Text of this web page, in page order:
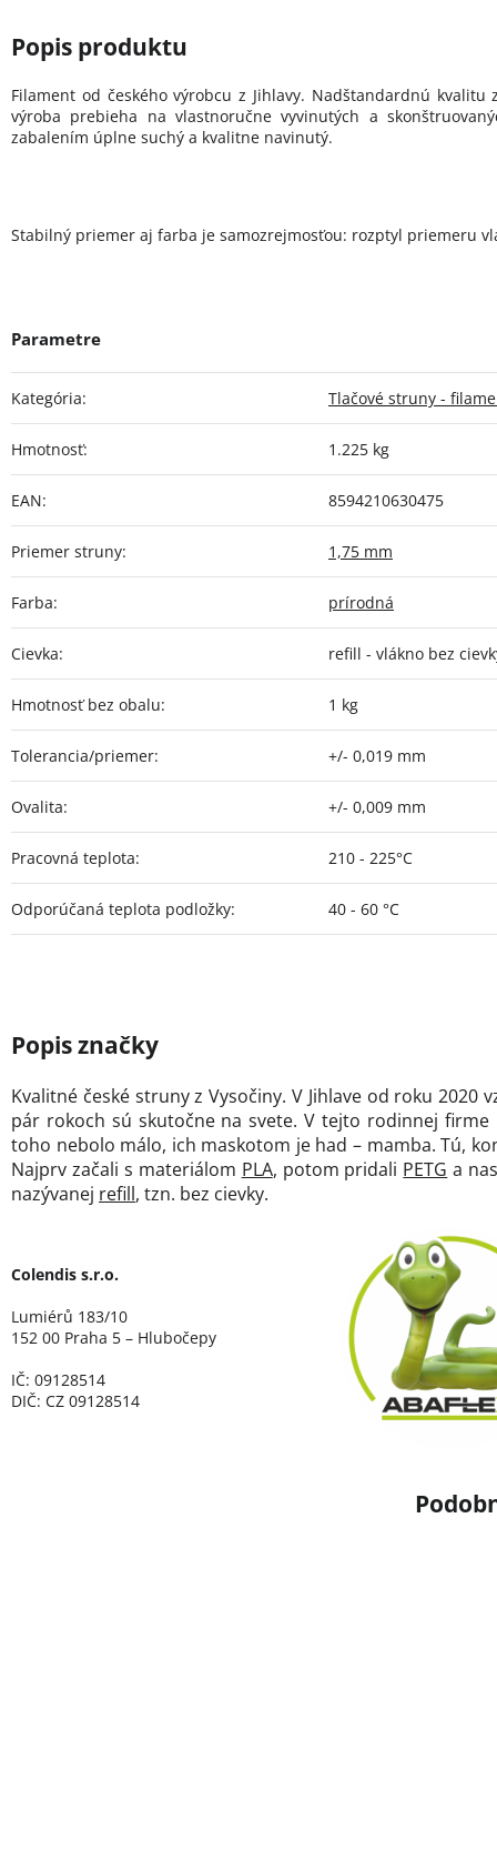
Filament od českého výrobcu z Jihlavy. Nadštandardnú
výroba prebieha na vlastnoručne vyvinutých a
zabalením úplne suchý a kvalitne navinutý.
Stabilný priemer aj farba je samozrejmosťou: rozptyl priemeru
Kategória: Tlačové struny -
Hmotnosť: 1.225 kg
EAN: 8594210630475
Priemer struny: 1,75 mm
Farba: prírodná
Cievka: refill - vlákno bez
Hmotnosť bez obalu: 1 kg
Tolerancia/priemer: +/- 0,019 mm
Ovalita: +/- 0,009 mm
Pracovná teplota: 210 - 225°C
Odporúčaná teplota podložky: 40 - 60 °C
Kvalitné české struny z Vysočiny. V Jihlave od roku
pár rokoch sú skutočne na svete. V tejto rodinnej
toho nebolo málo, ich maskotom je had – mamba. Tú,
Najprv začali s materiálom PLA, potom pridali PETG a
nazývanej refill, tzn. bez cievky.
Colendis s.r.o.
Lumiérů 183/10
152 00 Praha 5 – Hlubočepy
IČ: 09128514
DIČ: CZ 09128514